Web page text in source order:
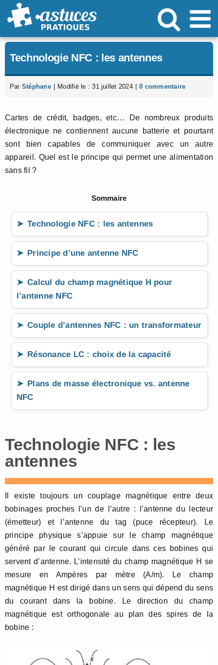
Passer
au
Technologie NFC : les antennes
Par Stéphane Modifié le : 31 juillet 2024 0 commentaire
Cartes de crédit, badges, etc… De nombreux produits
électronique ne contiennent aucune batterie et pourtant
sont bien capables de communiquer avec un autre
appareil. Quel est le principe qui permet une alimentation
sans fil ?
Sommaire
Technologie NFC : les antennes
Principe d’une antenne NFC
Calcul du champ magnétique H pour
l’antenne NFC
Couple d’antennes NFC : un transformateur
Résonance LC : choix de la capacité
Plans de masse électronique vs. antenne
NFC
Technologie NFC : les
antennes
Il existe toujours un couplage magnétique entre deux
bobinages proches l’un de l’autre : l’antenne du lecteur
(émetteur) et l’antenne du tag (puce récepteur). Le
principe physique s’appuie sur le champ magnétique
généré par le courant qui circule dans ces bobines qui
servent d’antenne. L’intensité du champ magnétique H se
mesure en Ampères par mètre (A/m). Le champ
magnétique H est dirigé dans un sens qui dépend du sens
du courant dans la bobine. Le direction du champ
magnétique est orthogonale au plan des spires de la
bobine :